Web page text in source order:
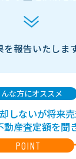
を報告いたしま
POINT
んな方にオススメ
しないが将来売
動産査定額を聞